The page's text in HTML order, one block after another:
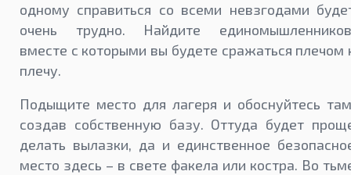
одному справиться со всеми невзгодами
очень трудно. Найдите
вместе с которыми вы будете сражаться плечом
плечу.
Подыщите место для лагеря и обоснуйтесь
создав собственную базу. Оттуда будет
делать вылазки, да и единственное
место здесь – в свете факела или костра. Во